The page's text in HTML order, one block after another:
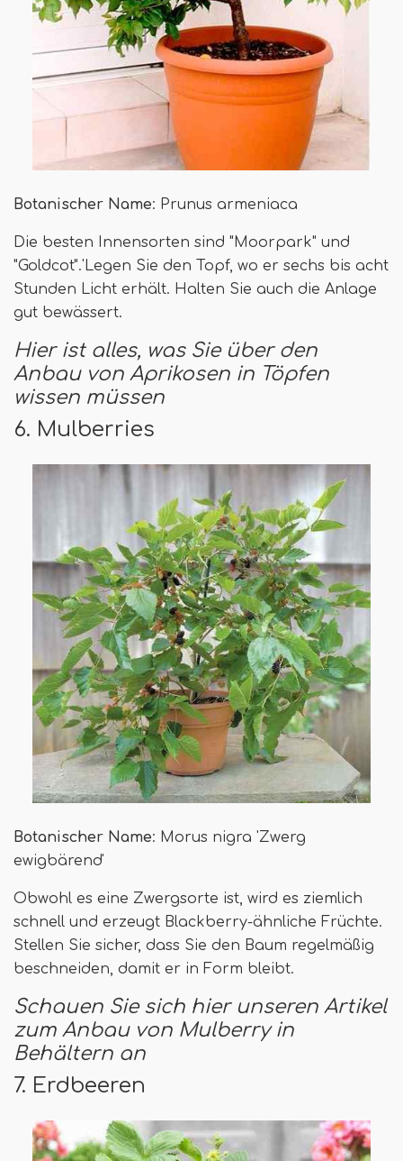
Botanischer Name: Prunus armeniaca
Die besten Innensorten sind "Moorpark" und
"Goldcot".'Legen Sie den Topf, wo er sechs bis acht
Stunden Licht erhält. Halten Sie auch die Anlage
gut bewässert.
Hier ist alles, was Sie über den
Anbau von Aprikosen in Töpfen
wissen müssen
6. Mulberries
Botanischer Name: Morus nigra 'Zwerg
ewigbärend'
Obwohl es eine Zwergsorte ist, wird es ziemlich
schnell und erzeugt Blackberry-ähnliche Früchte.
Stellen Sie sicher, dass Sie den Baum regelmäßig
beschneiden, damit er in Form bleibt.
Schauen Sie sich hier unseren Artikel
zum Anbau von Mulberry in
Behältern an
7. Erdbeeren